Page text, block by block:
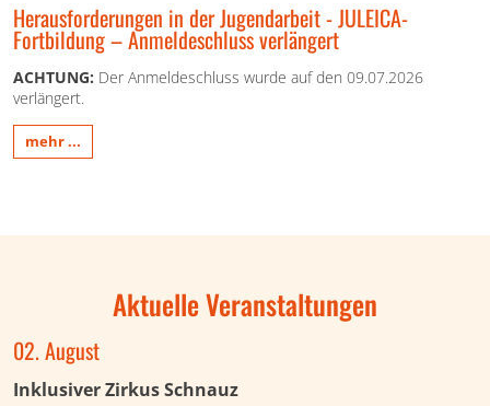
Herausforderungen in der Jugendarbeit - JULEICA-
Fortbildung – Anmeldeschluss verlängert
ACHTUNG: Der Anmeldeschluss wurde auf den 09.07.2026
verlängert.
mehr ...
Aktuelle Veranstaltungen
02. August
Inklusiver Zirkus Schnauz